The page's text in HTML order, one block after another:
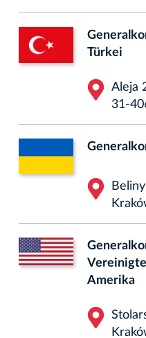
Türkei
Aleja
31-
Amerika